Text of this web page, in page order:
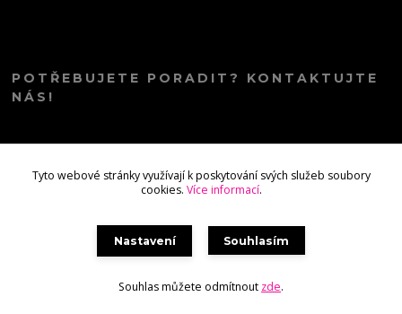
POTŘEBUJETE PORADIT? KONTAKTUJTE
NÁS!
Vytvořeno na Eshop-rychle.cz
Tyto webové stránky využívají k poskytování svých služeb soubory
cookies. Více informací.
Nastavení Souhlasím
Souhlas můžete odmítnout zde.